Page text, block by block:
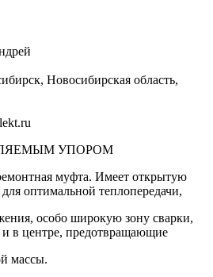
Новосибирская область,
УПОРОМ
муфта. Имеет открытую
оптимальной теплопередачи,
особо широкую зону сварки,
в центре, предотвращающие
массы.